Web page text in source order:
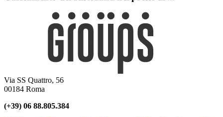
Via SS Quattro, 56
00184 Roma
(+39) 06 88.805.384